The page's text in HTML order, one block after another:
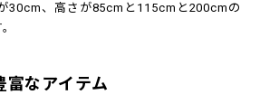
30cm、高さが85cmと115cmと200cmの
富なアイテム